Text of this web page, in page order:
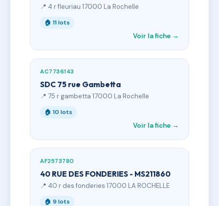
📍 4 r fleuriau 17000 La Rochelle
🏠 11 lots
Voir la fiche →
AC7736143
SDC 75 rue Gambetta
📍 75 r gambetta 17000 La Rochelle
🏠 10 lots
Voir la fiche →
AF2573780
40 RUE DES FONDERIES - MS211860
📍 40 r des fonderies 17000 LA ROCHELLE
🏠 9 lots